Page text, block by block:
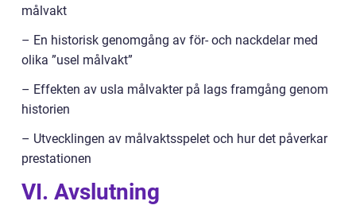
målvakt
– En historisk genomgång av för- och nackdelar med
olika ”usel målvakt”
– Effekten av usla målvakter på lags framgång genom
historien
– Utvecklingen av målvaktsspelet och hur det påverkar
prestationen
VI. Avslutning